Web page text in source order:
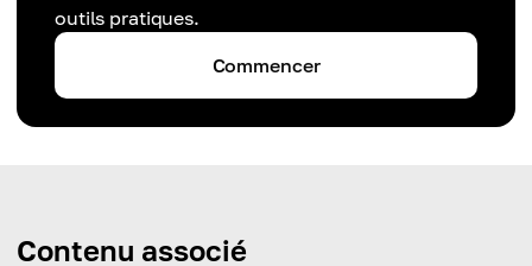
outils pratiques.
Commencer
Contenu associé